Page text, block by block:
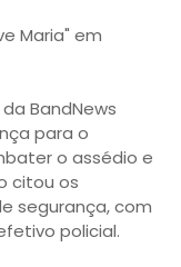
Maria" em
BandNews
para o
o assédio e
citou os
segurança, com
policial.